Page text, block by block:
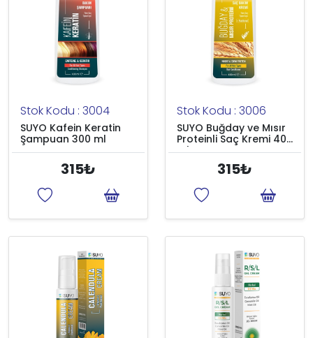
Stok Kodu : 3004
SUYO Kafein Keratin
Şampuan 300 ml
315₺
Stok Kodu : 3006
SUYO Buğday ve Mısır
Proteinli Saç Kremi 400
ml
315₺